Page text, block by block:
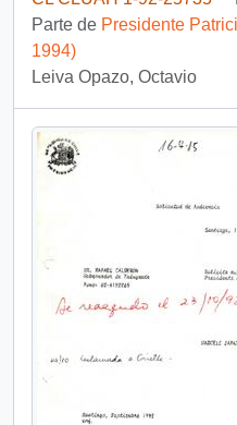
Parte de Presidente
1994)
Leiva Opazo, Octavio